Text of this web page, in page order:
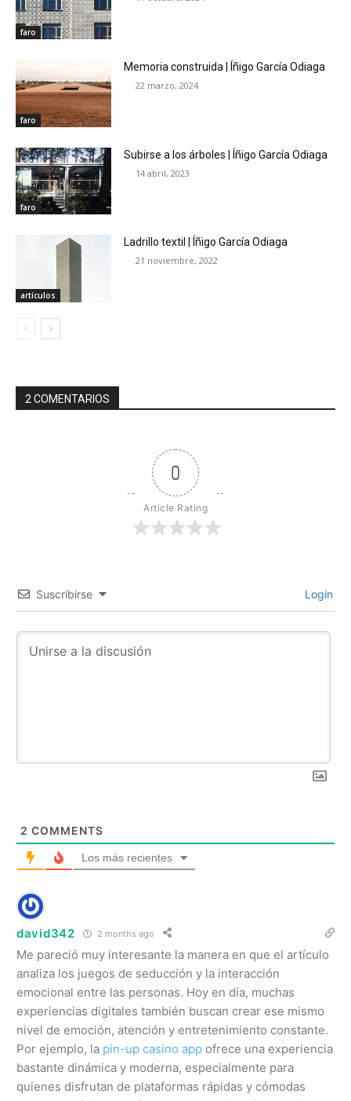
faro
faro
Memoria construida | Íñigo García Odiaga
22 marzo, 2024
faro
Subirse a los árboles | Íñigo García Odiaga
14 abril, 2023
artículos
Ladrillo textil | Íñigo García Odiaga
21 noviembre, 2022
2 COMENTARIOS
0
Article Rating
Suscribirse Login
2 COMMENTS
Los más recientes
david342 2 months ago
Me pareció muy interesante la manera en que el artículo
analiza los juegos de seducción y la interacción
emocional entre las personas. Hoy en día, muchas
experiencias digitales también buscan crear ese mismo
nivel de emoción, atención y entretenimiento constante.
Por ejemplo, la pin-up casino app ofrece una experiencia
bastante dinámica y moderna, especialmente para
quienes disfrutan de plataformas rápidas y cómodas